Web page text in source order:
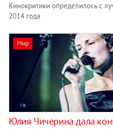
Кинокритики определилось с
2014 года
Мир
Юлия Чичерина дала